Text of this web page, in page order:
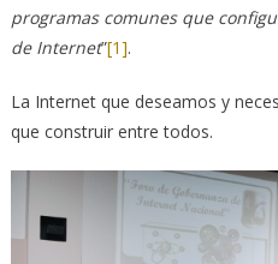
programas comunes que
de Internet”[1].
La Internet que deseamos y
que construir entre todos.